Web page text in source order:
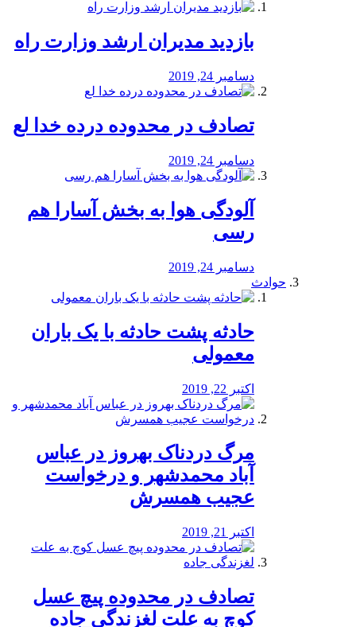
بازدید مدیران ارشد وزارت راه
دسامبر 24, 2019
تصادف در محدوده درده خدا لع
دسامبر 24, 2019
آلودگی هوا به بخش آسارا هم
رسی
دسامبر 24, 2019
حوادث
️حادثه پشت حادثه با یک باران
معمولی
اکتبر 22, 2019
مرگ دردناک بهروز در عباس
آباد محمدشهر و درخواست
عجیب همسرش
اکتبر 21, 2019
تصادف در محدوده پیچ عسل
کوچ به علت لغزندگی جاده